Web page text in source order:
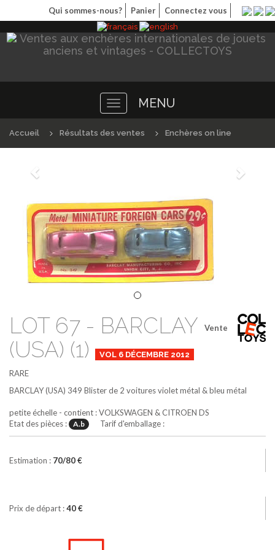
Qui sommes-nous? Panier Connectez vous
Toggle
navigation
MENU
Accueil Résultats des ventes Enchères on line
Précédént
Vente
LOT 67 - BARCLAY
(USA) (1)
VOL 6 DÉCEMBRE 2012
RARE
BARCLAY (USA) 349 Blister de 2 voituresviolet métal & bleu métal
petite échelle - contient : VOLKSWAGEN & CITROEN DS
Etat des pièces :
A.b Tarif d'emballage :
Estimation : 70/80 €
Prix de départ :40 €